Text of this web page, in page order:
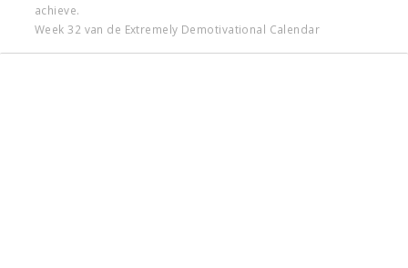
achieve.
Week 32 van de Extremely Demotivational Calendar